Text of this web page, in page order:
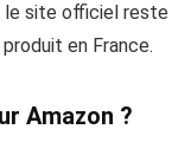
le site officiel reste
en France.
Amazon ?